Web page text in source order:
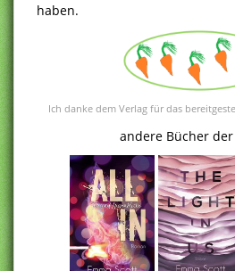
haben.
Ich danke dem Verlag für das
andere Bücher